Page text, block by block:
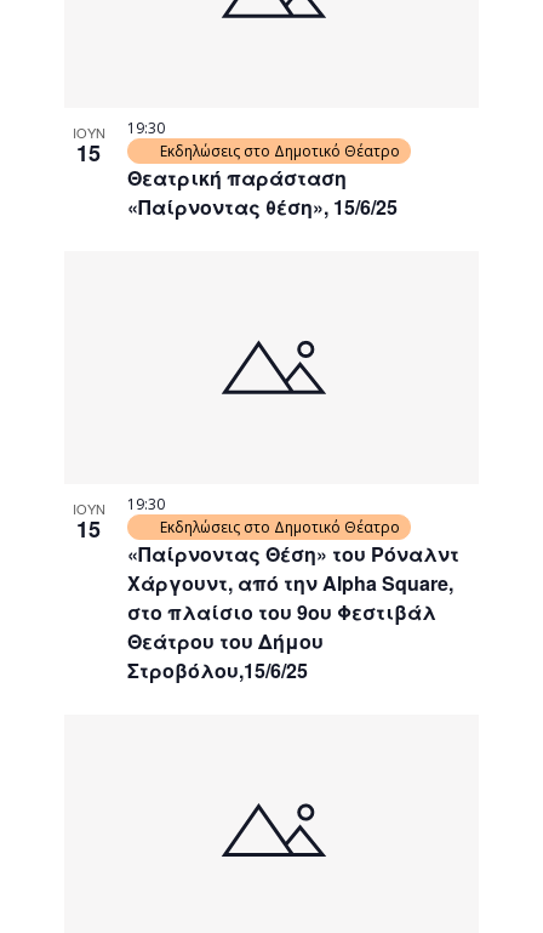
ΙΟΥΝ
15
Θεατρική παράσταση
«Παίρνοντας θέση», 15/6/25
19:30
Εκδηλώσεις στο Δημοτικό Θέατρο
ΙΟΥΝ
15
«Παίρνοντας Θέση» του Ρόναλντ
Χάργουντ, από την Alpha Square,
στο πλαίσιο του 9ου Φεστιβάλ
Θεάτρου του Δήμου
Στροβόλου,15/6/25
19:30
Εκδηλώσεις στο Δημοτικό Θέατρο